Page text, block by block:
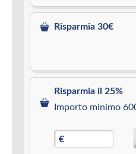
Risparmia 30€
Risparmia il 25%
Importo minimo
€